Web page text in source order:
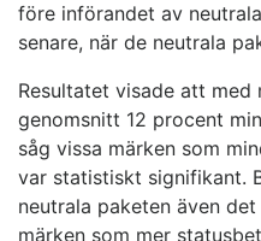
före införandet av
senare, när de neutrala
Resultatet visade att
genomsnitt 12 procent
såg vissa märken som
var statistiskt signifikant.
neutrala paketen även
märken som mer